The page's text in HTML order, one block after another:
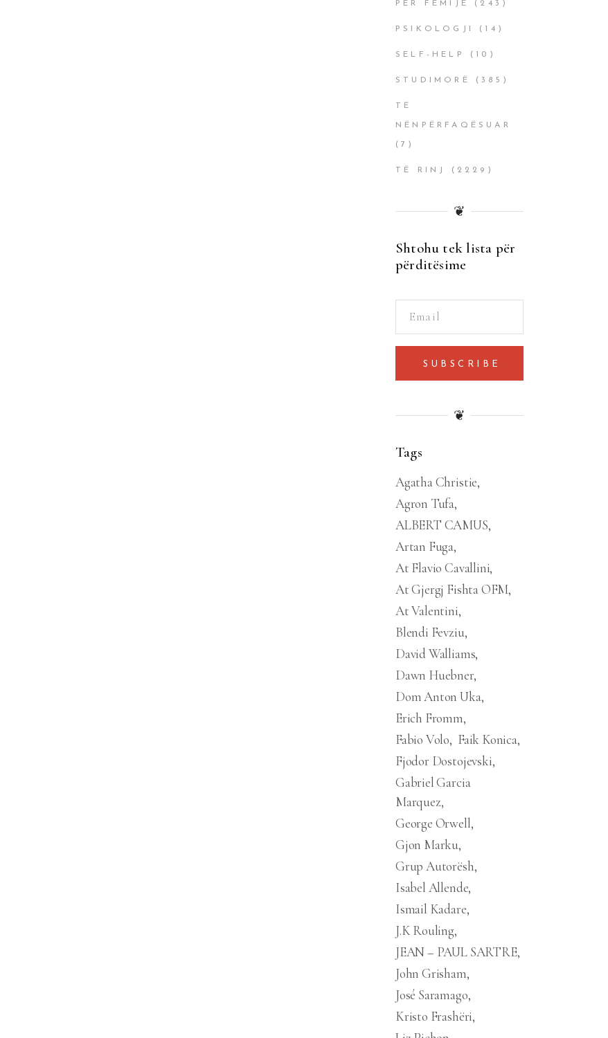
PËR FËMIJË (243)
PSIKOLOGJI (14)
SELF-HELP (10)
STUDIMORË (385)
TË
NËNPËRFAQËSUAR
(7)
TË RINJ (2229)
❦
Shtohu tek lista për
përditësime
SUBSCRIBE
❦
Tags
Agatha Christie
Agron Tufa
ALBERT CAMUS
Artan Fuga
At Flavio Cavallini
At Gjergj Fishta OFM
At Valentini
Blendi Fevziu
David Walliams
Dawn Huebner
Dom Anton Uka
Erich Fromm
Fabio Volo
Faik Konica
Fjodor Dostojevski
Gabriel Garcia
Marquez
George Orwell
Gjon Marku
Grup Autorësh
Isabel Allende
Ismail Kadare
J.K Rouling
JEAN – PAUL SARTRE
John Grisham
José Saramago
Kristo Frashëri